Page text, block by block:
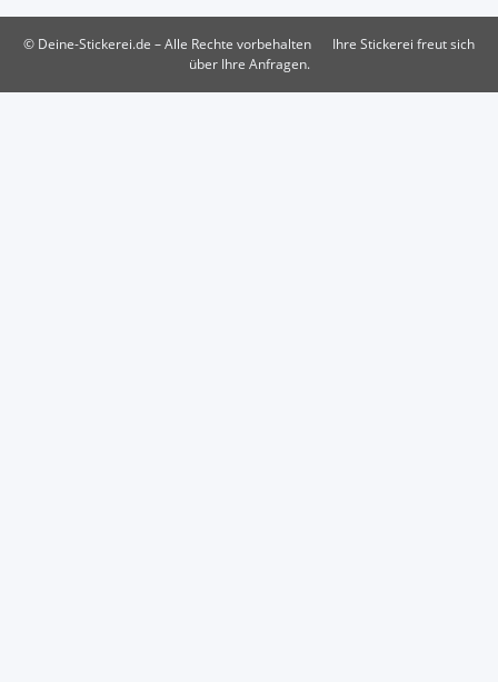
© Deine-Stickerei.de – Alle Rechte vorbehalten
Ihre Stickerei freut sich
über Ihre Anfragen.